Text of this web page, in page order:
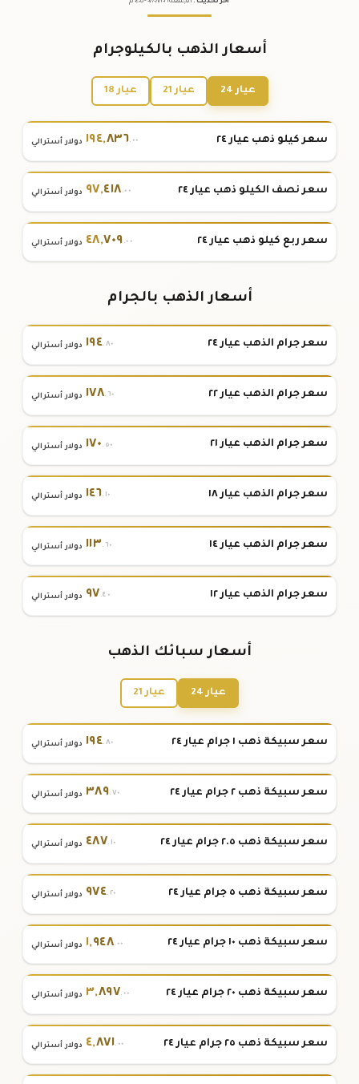
آخر تحديث : الجمعة ٠٧ /٠٨/٢٠٢٦ - ٠٤:٠٥ م
أسعار الذهب بالكيلوجرام
عيار 24 عيار 21 عيار 18
سعر كيلو ذهب عيار ٢٤ ١٩٤,٨٣٦.٠٠ دولار أسترالي
سعر نصف الكيلو ذهب عيار ٢٤ ٩٧,٤١٨.٠٠ دولار أسترالي
سعر ربع كيلو ذهب عيار ٢٤ ٤٨,٧٠٩.٠٠ دولار أسترالي
أسعار الذهب بالجرام
سعر جرام الذهب عيار ٢٤ ١٩٤.٨٠ دولار أسترالي
سعر جرام الذهب عيار ٢٢ ١٧٨.٦٠ دولار أسترالي
سعر جرام الذهب عيار ٢١ ١٧٠.٥٠ دولار أسترالي
سعر جرام الذهب عيار ١٨ ١٤٦.١٠ دولار أسترالي
سعر جرام الذهب عيار ١٤ ١١٣.٦٠ دولار أسترالي
سعر جرام الذهب عيار ١٢ ٩٧.٤٠ دولار أسترالي
أسعار سبائك الذهب
عيار 24 عيار 21
سعر سبيكة ذهب ١ جرام عيار ٢٤ ١٩٤.٨٠ دولار أسترالي
سعر سبيكة ذهب ٢ جرام عيار ٢٤ ٣٨٩.٧٠ دولار أسترالي
سعر سبيكة ذهب ٢.٥ جرام عيار ٢٤ ٤٨٧.١٠ دولار أسترالي
سعر سبيكة ذهب ٥ جرام عيار ٢٤ ٩٧٤.٢٠ دولار أسترالي
سعر سبيكة ذهب ١٠ جرام عيار ٢٤ ١,٩٤٨.٠٠ دولار أسترالي
سعر سبيكة ذهب ٢٠ جرام عيار ٢٤ ٣,٨٩٧.٠٠ دولار أسترالي
سعر سبيكة ذهب ٢٥ جرام عيار ٢٤ ٤,٨٧١.٠٠ دولار أسترالي